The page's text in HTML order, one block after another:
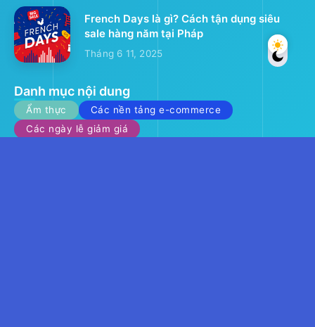
French Days là gì? Cách tận dụng siêu
sale hàng năm tại Pháp
Tháng 6 11, 2025
Danh mục nội dung
Ẩm thực
Các nền tảng e-commerce
Các ngày lễ giảm giá